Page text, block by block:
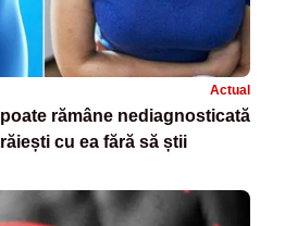
Actual
rămâne nediagnosticată
cu ea fără să știi